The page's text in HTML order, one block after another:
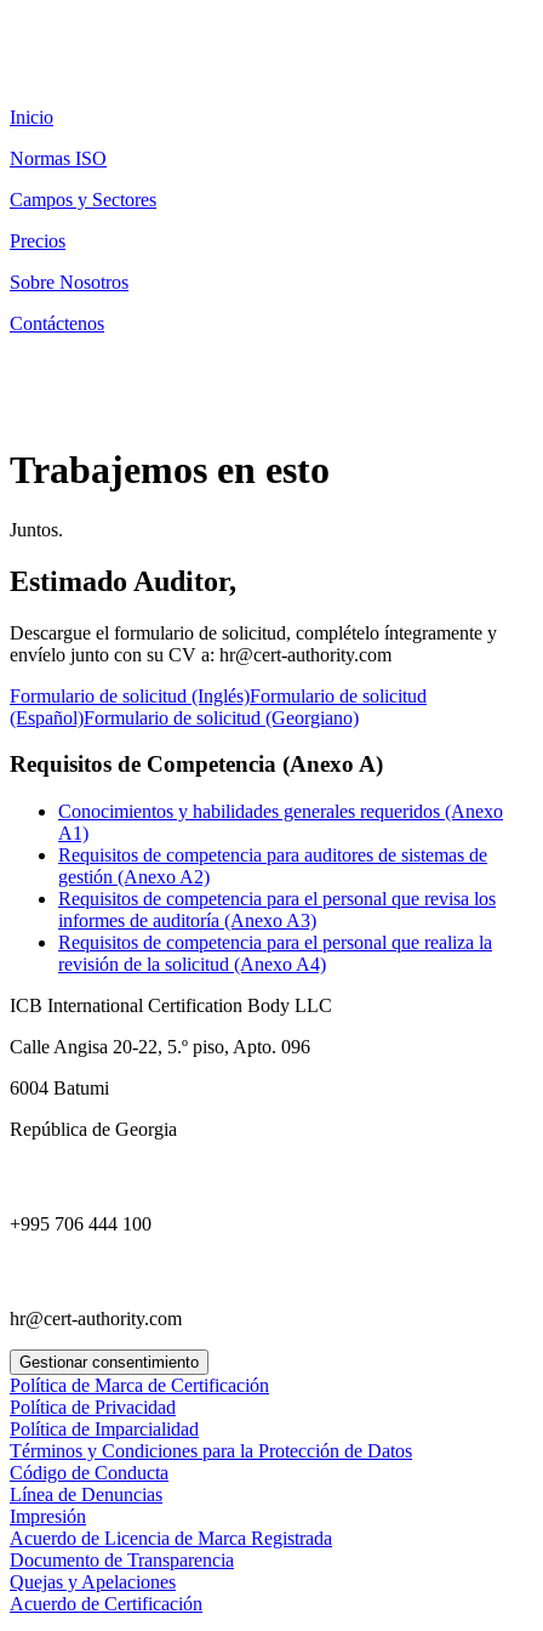
Inicio
Normas ISO
Campos y Sectores
Precios
Sobre Nosotros
Contáctenos
Trabajemos en esto
Juntos.
Estimado Auditor,
Descargue el formulario de solicitud, complételo íntegramente y
envíelo junto con su CV a: hr@cert-authority.com
Formulario de solicitud (Inglés)Formulario de solicitud
(Español)Formulario de solicitud (Georgiano)
Requisitos de Competencia (Anexo A)
Conocimientos y habilidades generales requeridos (Anexo
A1)
Requisitos de competencia para auditores de sistemas de
gestión (Anexo A2)
Requisitos de competencia para el personal que revisa los
informes de auditoría (Anexo A3)
Requisitos de competencia para el personal que realiza la
revisión de la solicitud (Anexo A4)
ICB International Certification Body LLC
Calle Angisa 20-22, 5.º piso, Apto. 096
6004 Batumi
República de Georgia
+995 706 444 100
hr@cert-authority.com
Gestionar consentimiento
Política de Marca de Certificación
Política de Privacidad
Política de Imparcialidad
Términos y Condiciones para la Protección de Datos
Código de Conducta
Línea de Denuncias
Impresión
Acuerdo de Licencia de Marca Registrada
Documento de Transparencia
Quejas y Apelaciones
Acuerdo de Certificación